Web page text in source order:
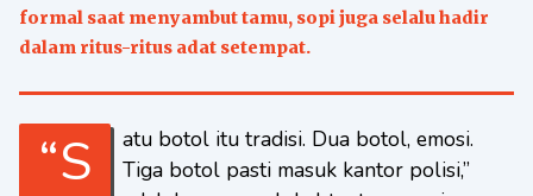
formal saat menyambut tamu, sopi juga selalu hadir
dalam ritus-ritus adat setempat.
“Satu botol itu tradisi. Dua botol, emosi.
Tiga botol pasti masuk kantor polisi,”